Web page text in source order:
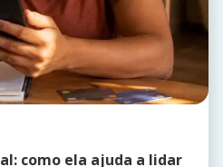
como ela ajuda a lidar